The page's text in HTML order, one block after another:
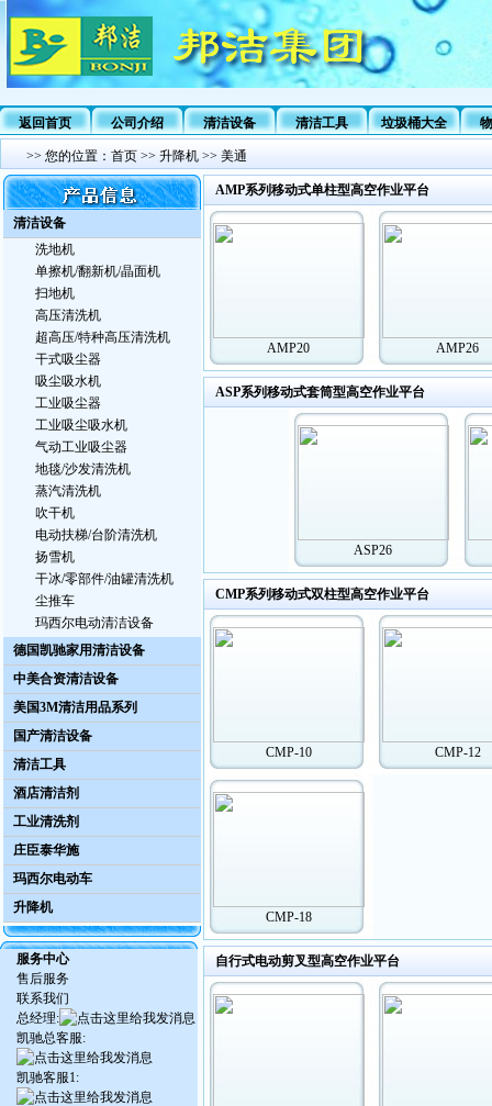
返回首页 公司介绍 清洁设备 清洁工具 垃圾桶大全
>> 您的位置： 首页 >> 升降机 >> 美通
清洁设备
洗地机
单擦机/翻新机/晶面机
扫地机
高压清洗机
超高压/特种高压清洗机
干式吸尘器
吸尘吸水机
工业吸尘器
工业吸尘吸水机
气动工业吸尘器
地毯/沙发清洗机
蒸汽清洗机
吹干机
电动扶梯/台阶清洗机
扬雪机
干冰/零部件/油罐清洗机
尘推车
玛西尔电动清洁设备
德国凯驰家用清洁设备
中美合资清洁设备
美国3M清洁用品系列
国产清洁设备
清洁工具
酒店清洁剂
工业清洗剂
庄臣泰华施
玛西尔电动车
升降机
服务中心
售后服务
联系我们
总经理:
凯驰总客服:
凯驰客服1:
AMP系列移动式单柱型高空作业平台
AMP20 AMP26
ASP系列移动式套筒型高空作业平台
ASP26
CMP系列移动式双柱型高空作业平台
CMP-10 CMP-12
CMP-18
自行式电动剪叉型高空作业平台